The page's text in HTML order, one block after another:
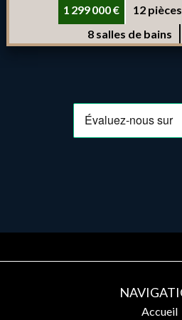
1 299 000 € 12 pièces
8 salles de bains
Accueil